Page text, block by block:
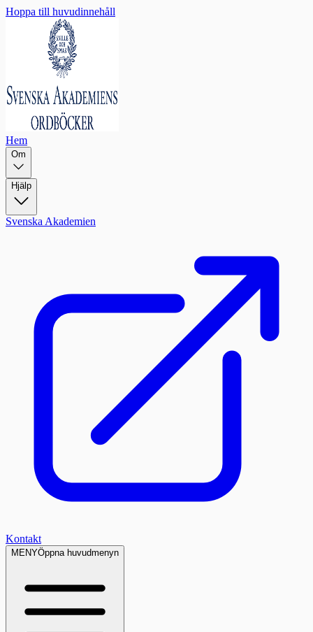
Hoppa till huvudinnehåll
Hem
Om
Hjälp
Svenska Akademien
Kontakt
MENYÖppna huvudmenyn